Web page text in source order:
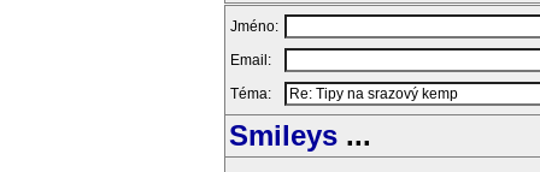
Jméno:
Email:
Téma:
Smileys ...